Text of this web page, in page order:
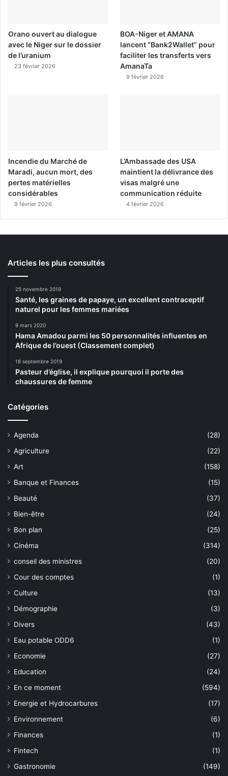
Orano ouvert au dialogue
avec le Niger sur le dossier
de l’uranium
23 février 2026
BOA-Niger et AMANA
lancent “Bank2Wallet” pour
faciliter les transferts vers
AmanaTa
9 février 2026
Incendie du Marché de
Maradi, aucun mort, des
pertes matérielles
considérables
9 février 2026
L’Ambassade des USA
maintient la délivrance des
visas malgré une
communication réduite
4 février 2026
Articles les plus consultés
25 novembre 2019
Santé, les graines de papaye, un excellent contraceptif
naturel pour les femmes mariées
9 mars 2020
Hama Amadou parmi les 50 personnalités influentes en
Afrique de l’ouest (Classement complet)
18 septembre 2019
Pasteur d’église, il explique pourquoi il porte des
chaussures de femme
Catégories
Agenda
(28)
Agriculture
(22)
Art
(158)
Banque et Finances
(15)
Beauté
(37)
Bien-être
(24)
Bon plan
(25)
Cinéma
(314)
conseil des ministres
(20)
Cour des comptes
(1)
Culture
(13)
Démographie
(3)
Divers
(43)
Eau potable ODD6
(1)
Economie
(27)
Education
(24)
En ce moment
(594)
Energie et Hydrocarbures
(17)
Environnement
(6)
Finances
(1)
Fintech
(1)
Gastronomie
(149)